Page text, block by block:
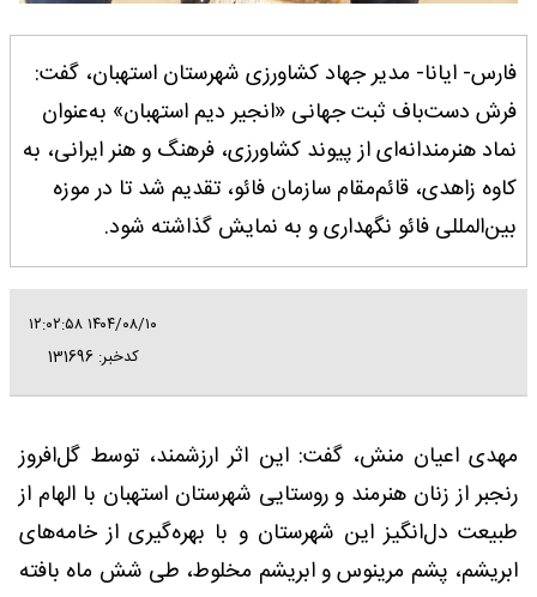
فارس- ایانا- مدیر جهاد کشاورزی شهرستان استهبان، گفت:
فرش دست‌باف ثبت جهانی «انجیر دیم استهبان» به‌عنوان
نماد هنرمندانه‌ای از پیوند کشاورزی، فرهنگ و هنر ایرانی، به
کاوه زاهدی، قائم‌مقام سازمان فائو، تقدیم شد تا در موزه
بین‌المللی فائو نگهداری و به نمایش گذاشته شود.
۱۴۰۴/۰۸/۱۰ ۱۲:۰۲:۵۸
کدخبر: 131696
مهدی اعیان منش، گفت: این اثر ارزشمند، توسط گل‌افروز
رنجبر از زنان هنرمند و روستایی شهرستان استهبان با الهام از
طبیعت دل‌انگیز این شهرستان و با بهره‌گیری از خامه‌های
ابریشم، پشم مرینوس و ابریشم مخلوط، طی شش ماه بافته